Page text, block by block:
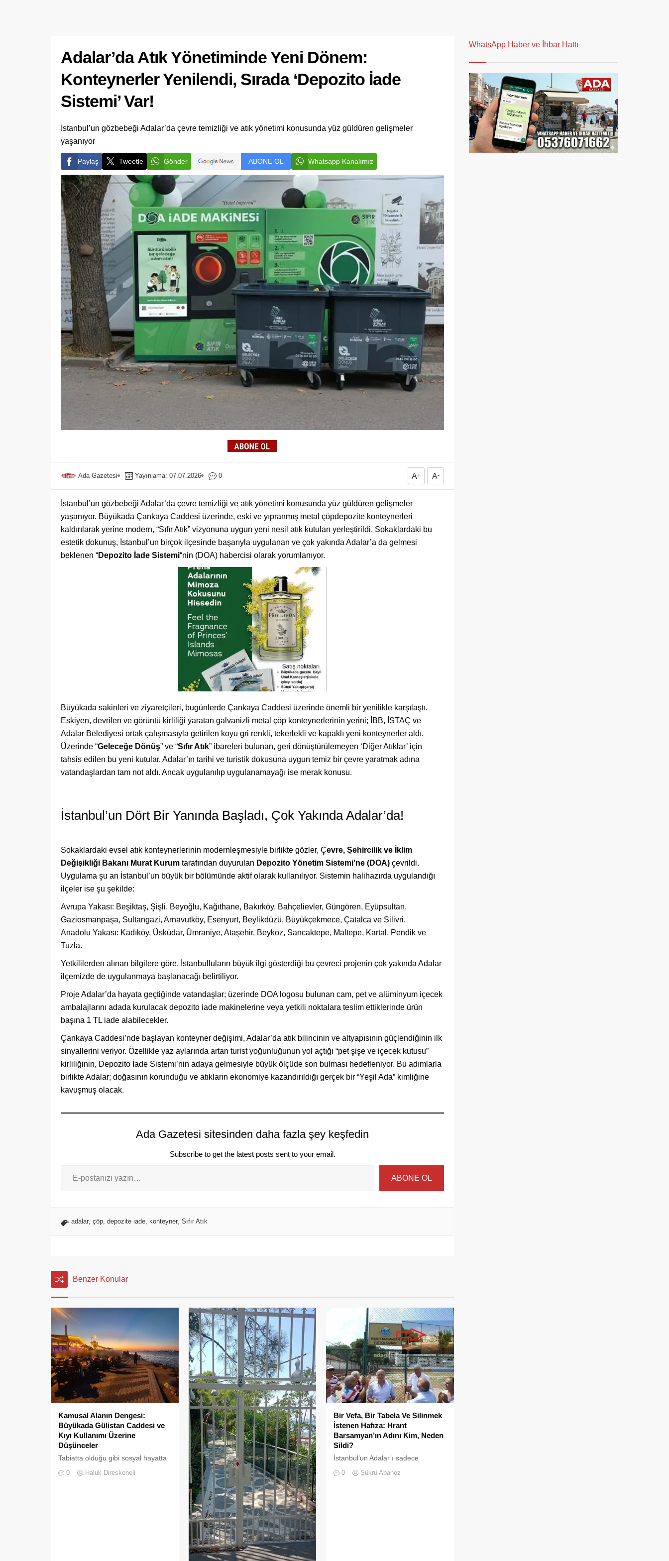
Adalar’da Atık Yönetiminde Yeni Dönem:
Konteynerler Yenilendi, Sırada ‘Depozito İade
Sistemi’ Var!
İstanbul’un gözbebeği Adalar’da çevre temizliği ve atık yönetimi konusunda yüz güldüren gelişmeler
yaşanıyor
Paylaş Tweetle Gönder ABONE OL Whatsapp Kanalımız
Ada Gazetesi Yayınlama: 07.07.2026 0 A+ A-
İstanbul’un gözbebeği Adalar’da çevre temizliği ve atık yönetimi konusunda yüz güldüren gelişmeler
yaşanıyor. Büyükada Çankaya Caddesi üzerinde, eski ve yıpranmış metal çöpdepozite konteynerleri
kaldırılarak yerine modern, “Sıfır Atık” vizyonuna uygun yeni nesil atık kutuları yerleştirildi. Sokaklardaki bu
estetik dokunuş, İstanbul’un birçok ilçesinde başarıyla uygulanan ve çok yakında Adalar’a da gelmesi
beklenen “Depozito İade Sistemi“nin (DOA) habercisi olarak yorumlanıyor.
Büyükada sakinleri ve ziyaretçileri, bugünlerde Çankaya Caddesi üzerinde önemli bir yenilikle karşılaştı.
Eskiyen, devrilen ve görüntü kirliliği yaratan galvanizli metal çöp konteynerlerinin yerini; İBB, İSTAÇ ve
Adalar Belediyesi ortak çalışmasıyla getirilen koyu gri renkli, tekerlekli ve kapaklı yeni konteynerler aldı.
Üzerinde “Geleceğe Dönüş” ve “Sıfır Atık” ibareleri bulunan, geri dönüştürülemeyen ‘Diğer Atıklar’ için
tahsis edilen bu yeni kutular, Adalar’ın tarihi ve turistik dokusuna uygun temiz bir çevre yaratmak adına
vatandaşlardan tam not aldı. Ancak uygulanılıp uygulanamayağı ise merak konusu.
İstanbul’un Dört Bir Yanında Başladı, Çok Yakında Adalar’da!
Sokaklardaki evsel atık konteynerlerinin modernleşmesiyle birlikte gözler, Çevre, Şehircilik ve İklim
Değişikliği Bakanı Murat Kurum tarafından duyurulan Depozito Yönetim Sistemi’ne (DOA) çevrildi.
Uygulama şu an İstanbul’un büyük bir bölümünde aktif olarak kullanılıyor. Sistemin halihazırda uygulandığı
ilçeler ise şu şekilde:
Avrupa Yakası: Beşiktaş, Şişli, Beyoğlu, Kağıthane, Bakırköy, Bahçelievler, Güngören, Eyüpsultan,
Gaziosmanpaşa, Sultangazi, Arnavutköy, Esenyurt, Beylikdüzü, Büyükçekmece, Çatalca ve Silivri.
Anadolu Yakası: Kadıköy, Üsküdar, Ümraniye, Ataşehir, Beykoz, Sancaktepe, Maltepe, Kartal, Pendik ve
Tuzla.
Yetkililerden alınan bilgilere göre, İstanbulluların büyük ilgi gösterdiği bu çevreci projenin çok yakında Adalar
ilçemizde de uygulanmaya başlanacağı belirtiliyor.
Proje Adalar’da hayata geçtiğinde vatandaşlar; üzerinde DOA logosu bulunan cam, pet ve alüminyum içecek
ambalajlarını adada kurulacak depozito iade makinelerine veya yetkili noktalara teslim ettiklerinde ürün
başına 1 TL iade alabilecekler.
Çankaya Caddesi’nde başlayan konteyner değişimi, Adalar’da atık bilincinin ve altyapısının güçlendiğinin ilk
sinyallerini veriyor. Özellikle yaz aylarında artan turist yoğunluğunun yol açtığı “pet şişe ve içecek kutusu”
kirliliğinin, Depozito İade Sistemi’nin adaya gelmesiyle büyük ölçüde son bulması hedefleniyor. Bu adımlarla
birlikte Adalar; doğasının korunduğu ve atıkların ekonomiye kazandırıldığı gerçek bir “Yeşil Ada” kimliğine
kavuşmuş olacak.
Ada Gazetesi sitesinden daha fazla şey keşfedin
Subscribe to get the latest posts sent to your email.
ABONE OL
adalar çöp depozite iade konteyner Sıfır Atık
Benzer Konular
Kamusal Alanın Dengesi:
Büyükada Gülistan Caddesi ve
Kıyı Kullanımı Üzerine
Düşünceler
Tabiatta olduğu gibi sosyal hayatta
kalmaz; boşaltılan her alan, kısa
0 Haluk Direskeneli
Bir Vefa, Bir Tabela Ve Silinmek
İstenen Hafıza: Hrant
Barsamyan’ın Adını Kim, Neden
Sildi?
İstanbul’un Adalar’ı sadece
nefes aldığı toprak parçaları
0 Şükrü Abanoz
WhatsApp Haber ve İhbar Hattı